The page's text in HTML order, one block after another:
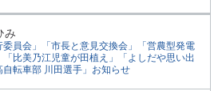
み
委員会」「市長と意見交換会」「営農型発電
「比美乃江児童が田植え」「よしだや思い出
自転車部 川田選手」お知らせ